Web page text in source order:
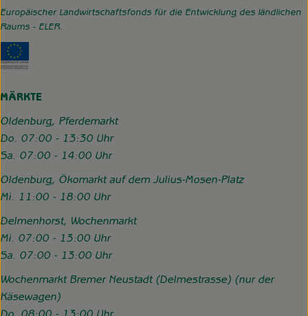
Europäischer Landwirtschaftsfonds für die Entwicklung des ländlichen
Raums - ELER.
MÄRKTE
Oldenburg, Pferdemarkt
Do. 07:00 - 13:30 Uhr
Sa. 07:00 - 14:00 Uhr
Oldenburg, Ökomarkt auf dem Julius-Mosen-Platz
Mi. 11:00 - 18:00 Uhr
Delmenhorst, Wochenmarkt
Mi. 07:00 - 13:00 Uhr
Sa. 07:00 - 13:00 Uhr
Wochenmarkt Bremer Neustadt (Delmestrasse) (nur der
Käsewagen)